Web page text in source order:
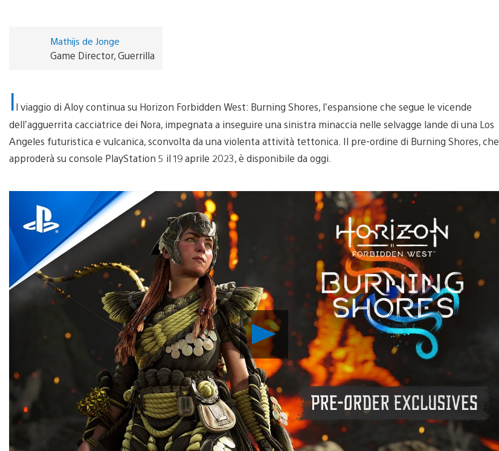
Mathijs de Jonge
Game Director, Guerrilla
Il viaggio di Aloy continua su Horizon Forbidden West: Burning Shores, l’espansione che segue le vicende
dell’agguerrita cacciatrice dei Nora, impegnata a inseguire una sinistra minaccia nelle selvagge lande di una Los
Angeles futuristica e vulcanica, sconvolta da una violenta attività tettonica. Il pre-ordine di Burning Shores, che
approderà su console PlayStation 5 il 19 aprile 2023, è disponibile da oggi.
Riproduci
video